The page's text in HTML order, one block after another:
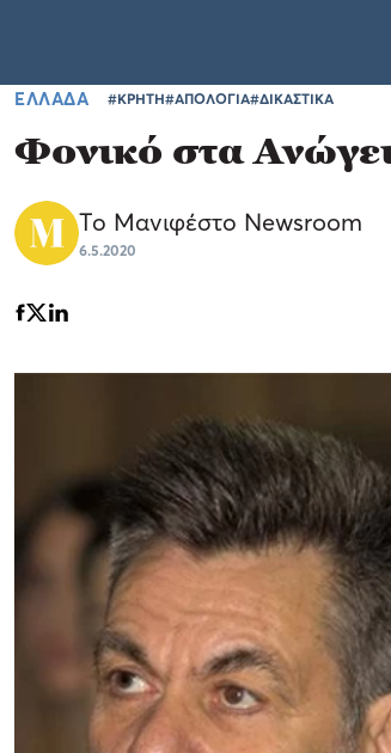
ΕΛΛΑΔΑ #ΚΡΗΤΗ#ΑΠΟΛΟΓΙΑ#ΔΙΚΑΣΤΙΚΑ
Φονικό στα
Το Μανιφέστο Newsroom
6.5.2020